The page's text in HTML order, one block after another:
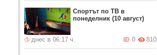
Спортът по ТВ в
понеделник (10 август)
днес в 06:17 ч. 810
0